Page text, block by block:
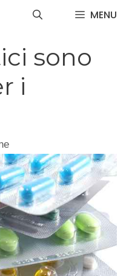
MENU
sono
i